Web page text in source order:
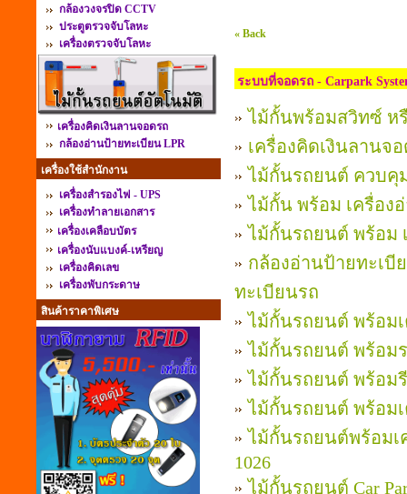
กล้องวงจรปิด CCTV
ประตูตรวจจับโลหะ
เครื่องตรวจจับโลหะ
เครื่องคิดเงินลานจอดรถ
กล้องอ่านป้ายทะเบียน LPR
เครื่องใช้สำนักงาน
เครื่องสำรองไฟ - UPS
เครื่องทำลายเอกสาร
เครื่องเคลือบบัตร
เครื่องนับแบงค์-เหรียญ
เครื่องคิดเลข
เครื่องพับกระดาษ
สินค้าราคาพิเศษ
« Back
ระบบที่จอดรถ - Carpark
ไม้กั้นพร้อมสวิทซ์ ห
เครื่องคิดเงินลานจ
ไม้กั้นรถยนต์ ควบคุ
ไม้กั้น พร้อม เครื่อง
ไม้กั้นรถยนต์ พร้อม
กล้องอ่านป้ายทะเบี
ทะเบียนรถ
ไม้กั้นรถยนต์ พร้อมเ
ไม้กั้นรถยนต์ พร้อม
ไม้กั้นรถยนต์ พร้อมรี
ไม้กั้นรถยนต์ พร้อมเ
ไม้กั้นรถยนต์พร้อมเ
1026
ไม้กั้นรถยนต์ Car